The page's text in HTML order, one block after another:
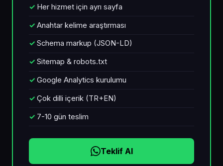
Her hizmet için ayrı sayfa
Anahtar kelime araştırması
Schema markup (JSON-LD)
Sitemap & robots.txt
Google Analytics kurulumu
Çok dilli içerik (TR+EN)
7-10 gün teslim
Teklif Al